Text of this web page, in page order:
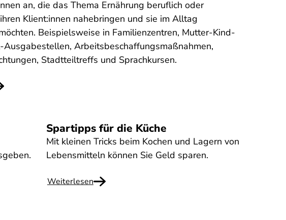
an, die das Thema Ernährung beruflich oder
Klient:innen nahebringen und sie im Alltag
Beispielsweise in Familienzentren, Mutter-Kind-
Ausgabestellen, Arbeitsbeschaffungsmaßnahmen,
Stadtteiltreffs und Sprachkursen.
Spartipps für die Küche
Mit kleinen Tricks beim Kochen und Lagern von
Lebensmitteln können Sie Geld sparen.
Weiterlesen